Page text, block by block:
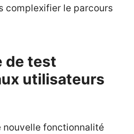
complexifier le parcours
de test
utilisateurs
nouvelle fonctionnalité